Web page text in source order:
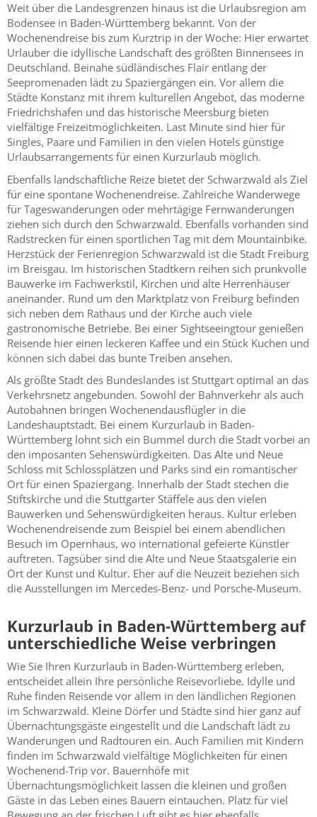
Weit über die Landesgrenzen hinaus ist die Urlaubsregion am
Bodensee in Baden-Württemberg bekannt. Von der
Wochenendreise bis zum Kurztrip in der Woche: Hier erwartet
Urlauber die idyllische Landschaft des größten Binnensees in
Deutschland. Beinahe südländisches Flair entlang der
Seepromenaden lädt zu Spaziergängen ein. Vor allem die
Städte Konstanz mit ihrem kulturellen Angebot, das moderne
Friedrichshafen und das historische Meersburg bieten
vielfältige Freizeitmöglichkeiten. Last Minute sind hier für
Singles, Paare und Familien in den vielen Hotels günstige
Urlaubsarrangements für einen Kurzurlaub möglich.
Ebenfalls landschaftliche Reize bietet der Schwarzwald als Ziel
für eine spontane Wochenendreise. Zahlreiche Wanderwege
für Tageswanderungen oder mehrtägige Fernwanderungen
ziehen sich durch den Schwarzwald. Ebenfalls vorhanden sind
Radstrecken für einen sportlichen Tag mit dem Mountainbike.
Herzstück der Ferienregion Schwarzwald ist die Stadt Freiburg
im Breisgau. Im historischen Stadtkern reihen sich prunkvolle
Bauwerke im Fachwerkstil, Kirchen und alte Herrenhäuser
aneinander. Rund um den Marktplatz von Freiburg befinden
sich neben dem Rathaus und der Kirche auch viele
gastronomische Betriebe. Bei einer Sightseeingtour genießen
Reisende hier einen leckeren Kaffee und ein Stück Kuchen und
können sich dabei das bunte Treiben ansehen.
Als größte Stadt des Bundeslandes ist Stuttgart optimal an das
Verkehrsnetz angebunden. Sowohl der Bahnverkehr als auch
Autobahnen bringen Wochenendausflügler in die
Landeshauptstadt. Bei einem Kurzurlaub in Baden-
Württemberg lohnt sich ein Bummel durch die Stadt vorbei an
den imposanten Sehenswürdigkeiten. Das Alte und Neue
Schloss mit Schlossplätzen und Parks sind ein romantischer
Ort für einen Spaziergang. Innerhalb der Stadt stechen die
Stiftskirche und die Stuttgarter Stäffele aus den vielen
Bauwerken und Sehenswürdigkeiten heraus. Kultur erleben
Wochenendreisende zum Beispiel bei einem abendlichen
Besuch im Opernhaus, wo international gefeierte Künstler
auftreten. Tagsüber sind die Alte und Neue Staatsgalerie ein
Ort der Kunst und Kultur. Eher auf die Neuzeit beziehen sich
die Ausstellungen im Mercedes-Benz- und Porsche-Museum.
Kurzurlaub in Baden-Württemberg auf
unterschiedliche Weise verbringen
Wie Sie Ihren Kurzurlaub in Baden-Württemberg erleben,
entscheidet allein Ihre persönliche Reisevorliebe. Idylle und
Ruhe finden Reisende vor allem in den ländlichen Regionen
im Schwarzwald. Kleine Dörfer und Städte sind hier ganz auf
Übernachtungsgäste eingestellt und die Landschaft lädt zu
Wanderungen und Radtouren ein. Auch Familien mit Kindern
finden im Schwarzwald vielfältige Möglichkeiten für einen
Wochenend-Trip vor. Bauernhöfe mit
Übernachtungsmöglichkeit lassen die kleinen und großen
Gäste in das Leben eines Bauern eintauchen. Platz für viel